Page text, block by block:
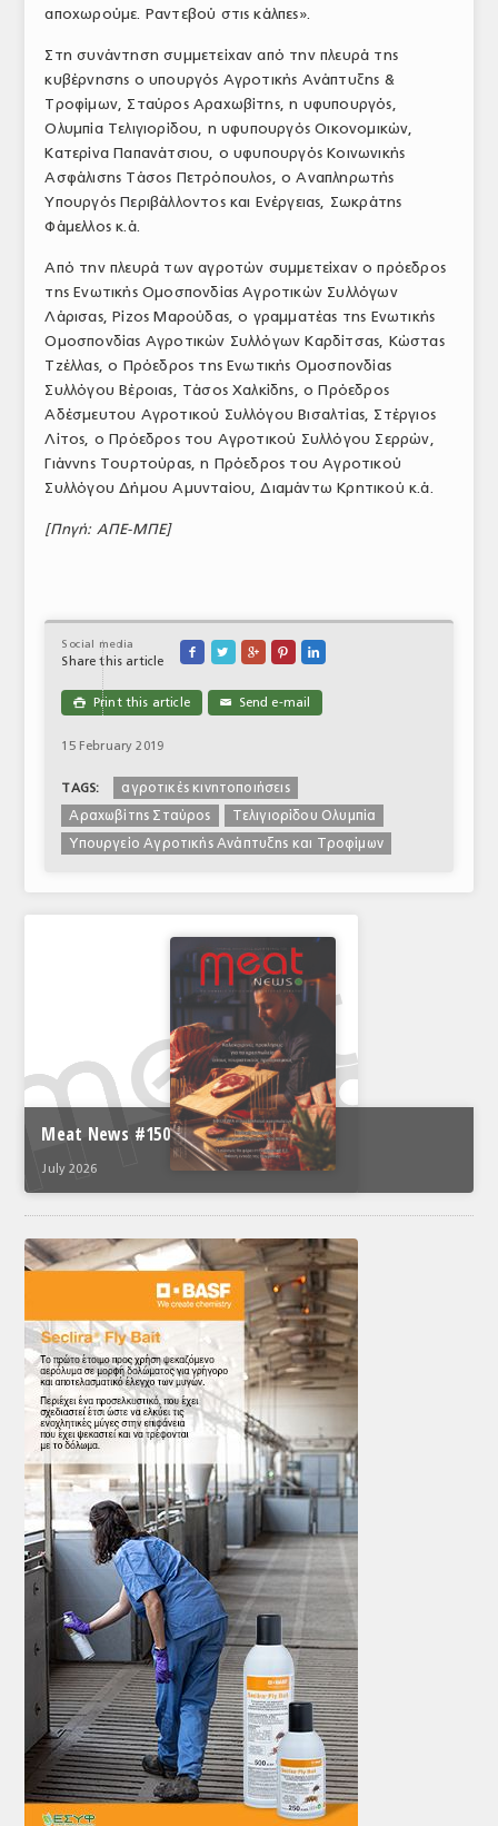
αποχωρούμε. Ραντεβού στις κάλπες».
Στη συνάντηση συμμετείχαν από την πλευρά της
κυβέρνησης ο υπουργός Αγροτικής Ανάπτυξης &
Τροφίμων, Σταύρος Αραχωβίτης, η υφυπουργός,
Ολυμπία Τελιγιορίδου, η υφυπουργός Οικονομικών,
Κατερίνα Παπανάτσιου, ο υφυπουργός Κοινωνικής
Ασφάλισης Τάσος Πετρόπουλος, ο Αναπληρωτής
Υπουργός Περιβάλλοντος και Ενέργειας, Σωκράτης
Φάμελλος κ.ά.
Από την πλευρά των αγροτών συμμετείχαν ο πρόεδρος
της Ενωτικής Ομοσπονδίας Αγροτικών Συλλόγων
Λάρισας, Ρίζος Μαρούδας, ο γραμματέας της Ενωτικής
Ομοσπονδίας Αγροτικών Συλλόγων Καρδίτσας, Κώστας
Τζέλλας, ο Πρόεδρος της Ενωτικής Ομοσπονδίας
Συλλόγου Βέροιας, Τάσος Χαλκίδης, ο Πρόεδρος
Αδέσμευτου Αγροτικού Συλλόγου Βισαλτίας, Στέργιος
Λίτος, ο Πρόεδρος του Αγροτικού Συλλόγου Σερρών,
Γιάννης Τουρτούρας, η Πρόεδρος του Αγροτικού
Συλλόγου Δήμου Αμυνταίου, Διαμάντω Κρητικού κ.ά.
[Πηγή: ΑΠΕ-ΜΠΕ]
Social media
Share this article
    
 Print this article ✉ Send e-mail
15 February 2019
TAGS:
αγροτικές κινητοποιήσεις
Αραχωβίτης Σταύρος
Τελιγιορίδου Ολυμπία
Υπουργείο Αγροτικής Ανάπτυξης και Τροφίμων
Meat News #150
July 2026